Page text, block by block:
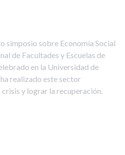
simposio sobre Economía Social
de Facultades y Escuelas de
en la Universidad de
realizado este sector
y lograr la recuperación.